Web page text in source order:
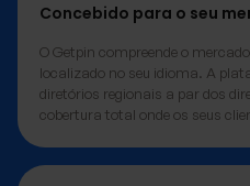
Concebido para o seu
O Getpin compreende o
localizado no seu idioma. A
diretórios regionais a par dos
cobertura total onde os seus